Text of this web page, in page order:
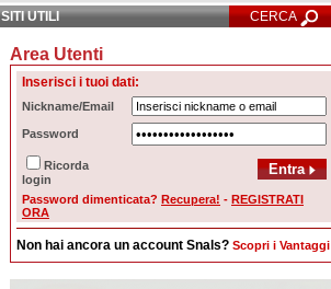
SITI UTILI CERCA
Ricerca Avanzata
Area Utenti
Inserisci i tuoi dati:
Nickname/Email
Password
Ricorda
login
Password dimenticata? Recupera! - REGISTRATI
ORA
Non hai ancora un account Snals? Scopri i Vantaggi